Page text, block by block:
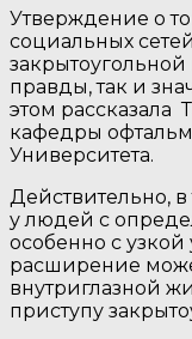
Утверждение о
социальных
правды, так и
этом рассказала
кафедры
Университета.
Действительно,
у людей с
особенно с узкой
расширение
внутриглазной
приступу